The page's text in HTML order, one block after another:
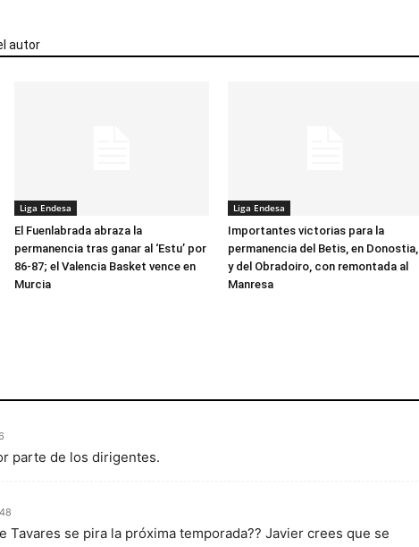
autor
Liga Endesa
El Fuenlabrada abraza la
permanencia tras ganar al ‘Estu’ por
86-87; el Valencia Basket vence en
Murcia
Liga Endesa
Importantes victorias para la
permanencia del Betis, en Donostia,
y del Obradoiro, con remontada al
Manresa
parte de los dirigentes.
Tavares se pira la próxima temporada?? Javier crees que se